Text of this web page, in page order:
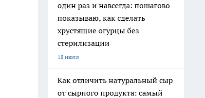
один раз и навсегда: пошагово
показываю, как сделать
хрустящие огурцы без
стерилизации
18 июля
Как отличить натуральный сыр
от сырного продукта: самый